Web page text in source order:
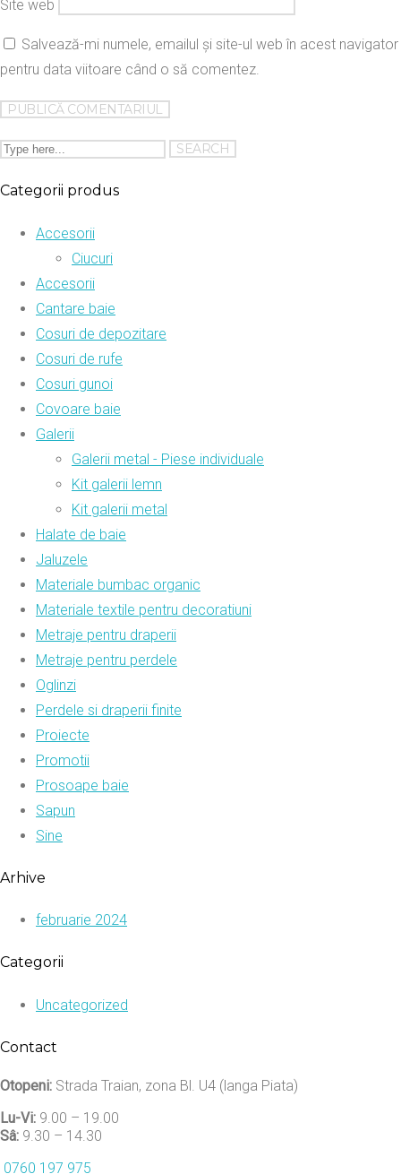
Site web
Salvează-mi numele, emailul și site-ul web în acest navigator
pentru data viitoare când o să comentez.
Categorii produs
Accesorii
Ciucuri
Accesorii
Cantare baie
Cosuri de depozitare
Cosuri de rufe
Cosuri gunoi
Covoare baie
Galerii
Galerii metal - Piese individuale
Kit galerii lemn
Kit galerii metal
Halate de baie
Jaluzele
Materiale bumbac organic
Materiale textile pentru decoratiuni
Metraje pentru draperii
Metraje pentru perdele
Oglinzi
Perdele si draperii finite
Proiecte
Promotii
Prosoape baie
Sapun
Sine
Arhive
februarie 2024
Categorii
Uncategorized
Contact
Otopeni: Strada Traian, zona Bl. U4 (langa Piata)
Lu-Vi: 9.00 – 19.00
Sâ: 9.30 – 14.30
0760 197 975